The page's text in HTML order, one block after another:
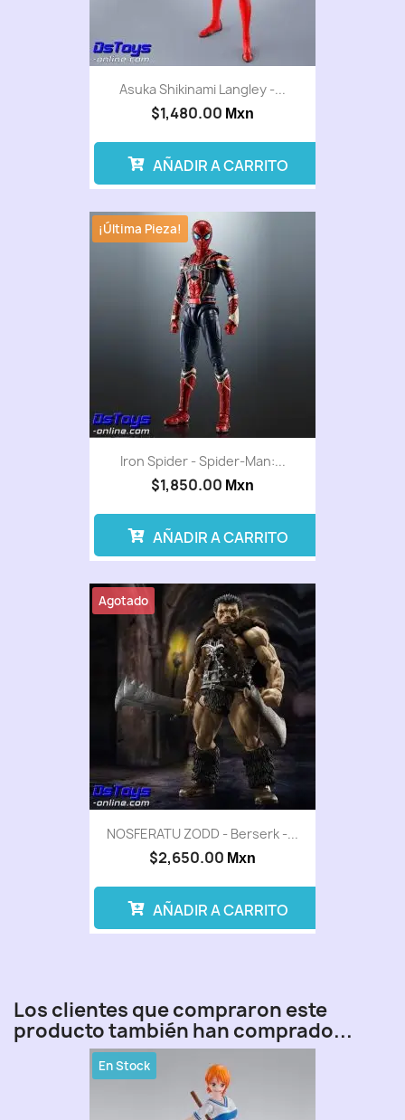
Asuka Shikinami Langley -...
$1,480.00 Mxn
AÑADIR A CARRITO
Iron Spider - Spider-Man:...
$1,850.00 Mxn
¡Última Pieza!
AÑADIR A CARRITO
NOSFERATU ZODD - Berserk -...
$2,650.00 Mxn
Agotado
AÑADIR A CARRITO
Los clientes que compraron este
producto también han comprado...
En Stock